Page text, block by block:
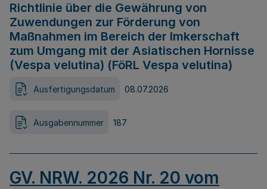
Richtlinie über die Gewährung von
Zuwendungen zur Förderung von
Maßnahmen im Bereich der Imkerschaft
zum Umgang mit der Asiatischen Hornisse
(Vespa velutina) (FöRL Vespa velutina)
Ausfertigungsdatum 08.07.2026
Ausgabennummer 187
GV. NRW. 2026 Nr. 20 vom